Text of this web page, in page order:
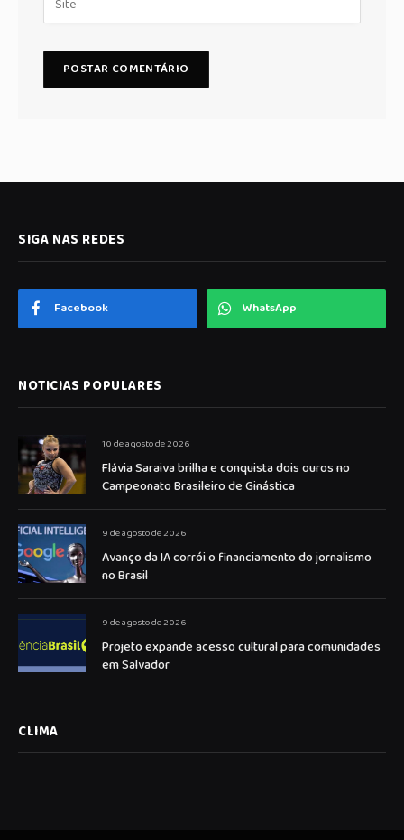
SIGA NAS REDES
Facebook WhatsApp
NOTICIAS POPULARES
10 de agosto de 2026
Flávia Saraiva brilha e conquista dois ouros no
Campeonato Brasileiro de Ginástica
9 de agosto de 2026
Avanço da IA corrói o financiamento do jornalismo
no Brasil
9 de agosto de 2026
Projeto expande acesso cultural para comunidades
em Salvador
CLIMA